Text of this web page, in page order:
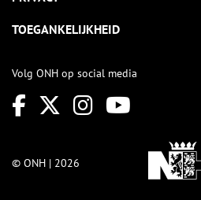
TOEGANKELIJKHEID
Volg ONH op social media
© ONH | 2026